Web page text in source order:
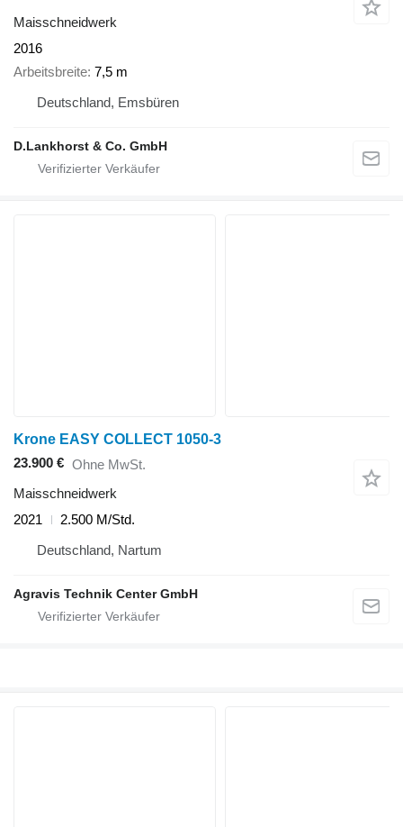
Maisschneidwerk
2016
Arbeitsbreite 7,5 m
Deutschland, Emsbüren
D.Lankhorst & Co. GmbH
Krone EASY COLLECT 1050-3
23.900 € Ohne MwSt.
Maisschneidwerk
2021
2.500 M/Std.
Deutschland, Nartum
Agravis Technik Center GmbH